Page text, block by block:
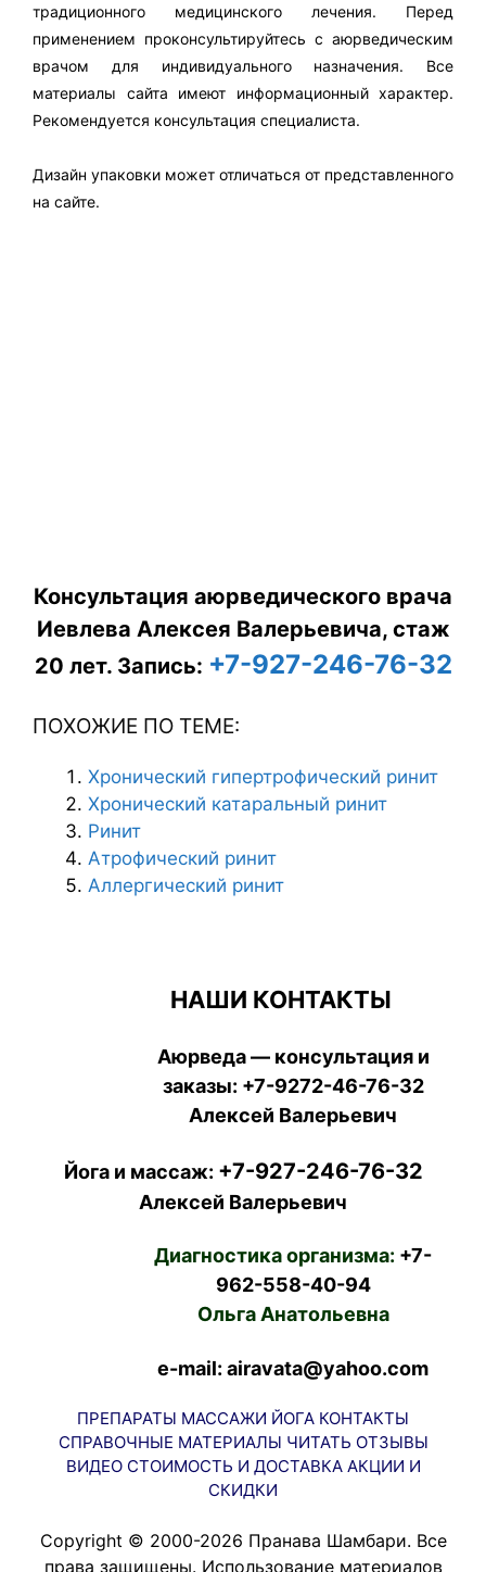
традиционного медицинского лечения. Перед
применением проконсультируйтесь с аюрведическим
врачом для индивидуального назначения. Все
материалы сайта имеют информационный характер.
Рекомендуется консультация специалиста.
Дизайн упаковки может отличаться от представленного
на сайте.
Консультация аюрведического врача
Иевлева Алексея Валерьевича, стаж
20 лет. Запись: +7-927-246-76-32
ПОХОЖИЕ ПО ТЕМЕ:
Хронический гипертрофический ринит
Хронический катаральный ринит
Ринит
Атрофический ринит
Аллергический ринит
НАШИ КОНТАКТЫ
Аюрведа — консультация и
заказы: +7-9272-46-76-32
Алексей Валерьевич
Йога и массаж: +7-927-246-76-32
Алексей Валерьевич
Диагностика организма: +7-
962-558-40-94
Ольга Анатольевна
e-mail: airavata@yahoo.com
ПРЕПАРАТЫ МАССАЖИ ЙОГА КОНТАКТЫ
СПРАВОЧНЫЕ МАТЕРИАЛЫ ЧИТАТЬ ОТЗЫВЫ
ВИДЕО СТОИМОСТЬ И ДОСТАВКА АКЦИИ И
СКИДКИ
Copyright © 2000-2026 Пранава Шамбари. Все
права защищены. Использование материалов